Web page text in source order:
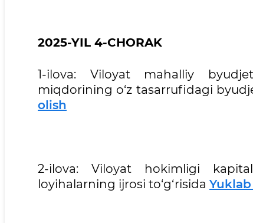
2025-YIL 4-CHORAK
1-ilova: Viloyat mahalliy
miqdorining o‘z tasarrufidagi
olish
2-ilova: Viloyat hokimligi
loyihalarning ijrosi to‘g‘risida